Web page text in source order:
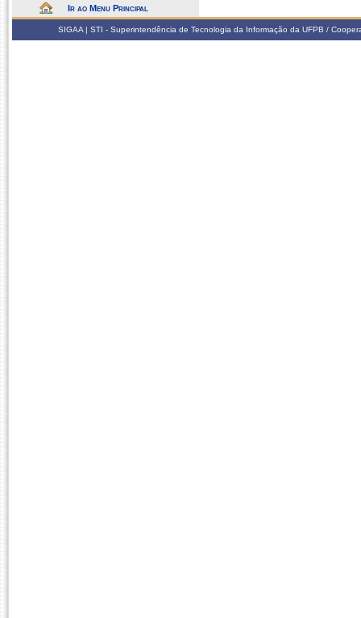
Ir ao Menu Principal
SIGAA | STI - Superintendência de Tecnologia da Informação da UFPB /